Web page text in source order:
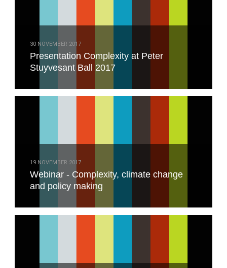
30 NOVEMBER 2017
Presentation Complexity at Peter
Stuyvesant Ball 2017
19 NOVEMBER 2017
Webinar - Complexity, climate change
and policy making